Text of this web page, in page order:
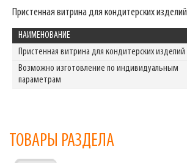
Пристенная витрина для кондитерских изделий
НАИМЕНОВАНИЕ
Пристенная витрина для кондитерских изделий
Возможно изготовление по индивидуальным
параметрам
ТОВАРЫ РАЗДЕЛА